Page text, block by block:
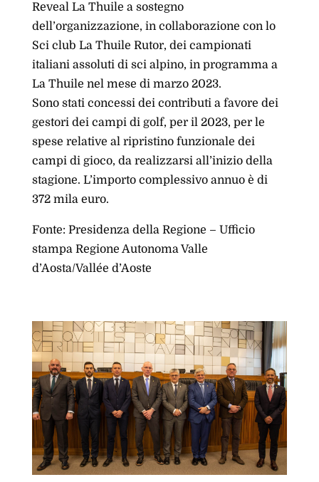
Reveal La Thuile a sostegno
dell’organizzazione, in collaborazione con lo
Sci club La Thuile Rutor, dei campionati
italiani assoluti di sci alpino, in programma a
La Thuile nel mese di marzo 2023.
Sono stati concessi dei contributi a favore dei
gestori dei campi di golf, per il 2023, per le
spese relative al ripristino funzionale dei
campi di gioco, da realizzarsi all’inizio della
stagione. L’importo complessivo annuo è di
372 mila euro.
Fonte: Presidenza della Regione – Ufficio
stampa Regione Autonoma Valle
d’Aosta/Vallée d’Aoste